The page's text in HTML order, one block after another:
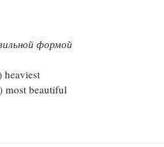
формой
beautiful